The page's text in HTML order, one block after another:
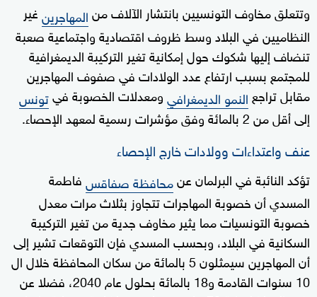
وتتعلق مخاوف التونسيين بانتشار الآلاف منالمهاجرينغير
النظاميين في البلاد وسط ظروف اقتصادية واجتماعية صعبة
تنضاف إليها شكوك حول إمكانية تغير التركيبة الديمغرافية
للمجتمع بسبب ارتفاع عدد الولادات في صفوف المهاجرين
مقابل تراجع النمو الديمغرافيومعدلات الخصوبة فيتونس
إلى أقل من 2 بالمائة وفق مؤشرات رسمية لمعهد الإحصاء.
عنف واعتداءات وولادات خارج الإحصاء
تؤكد النائبة في البرلمان عنمحافظة صفاقسفاطمة
المسدي أن خصوبة المهاجرات تتجاوز بثلاث مرات معدل
خصوبة التونسيات مما يثير مخاوف جدية من تغير التركيبة
السكانية في البلاد، وبحسب المسدي فإن التوقعات تشير إلى
أن المهاجرين سيمثلون 5 بالمائة من سكان المحافظة خلال ال
10 سنوات القادمة و18 بالمائة بحلول عام 2040، فضلا عن